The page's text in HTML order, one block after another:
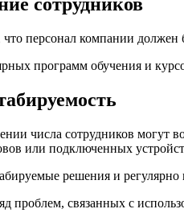
сотрудников
персонал компании
программ обучения и
числа сотрудников могут
или подключенных
решения и регулярно
проблем, связанных с